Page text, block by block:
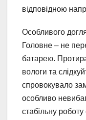
відповідною
Особливого
Головне – не
батарею.
вологи та
спровокувало
особливо
стабільну роботу